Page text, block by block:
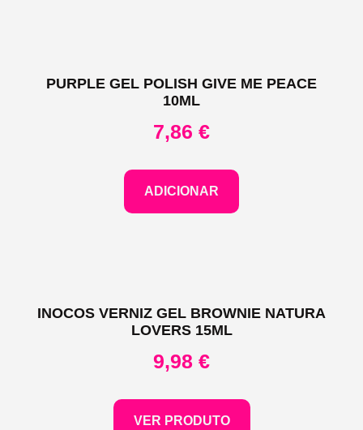
PURPLE GEL POLISH GIVE ME PEACE
10ML
7,86 €
ADICIONAR
INOCOS VERNIZ GEL BROWNIE NATURA
LOVERS 15ML
9,98 €
VER PRODUTO